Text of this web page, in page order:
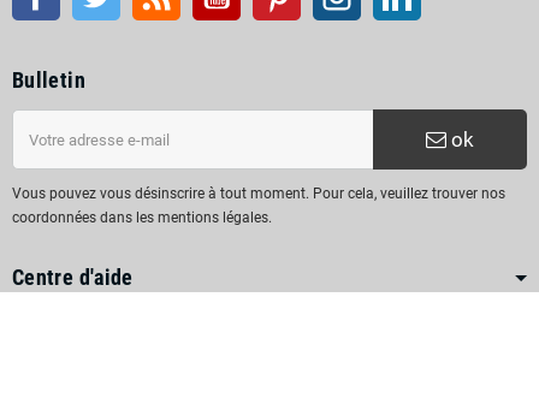
Bulletin
ok
Vous pouvez vous désinscrire à tout moment. Pour cela, veuillez trouver nos
coordonnées dans les mentions légales.
Centre d'aide